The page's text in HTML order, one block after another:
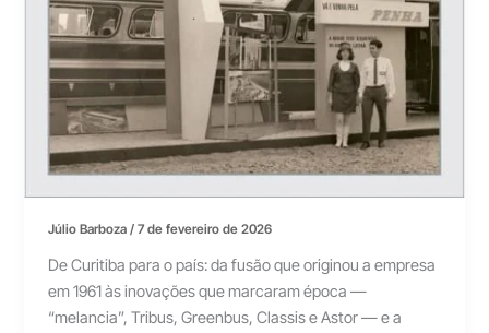
Júlio Barboza/7 de fevereiro de 2026
De Curitiba para o país: da fusão que originou a empresa
em 1961 às inovações que marcaram época —
“melancia”, Tribus, Greenbus, Classis e Astor — e a